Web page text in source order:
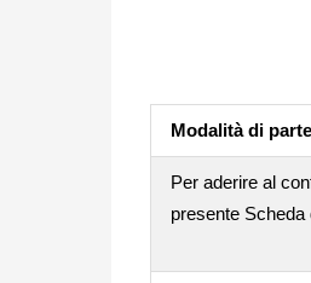
Modalità di
Per aderire al
presente